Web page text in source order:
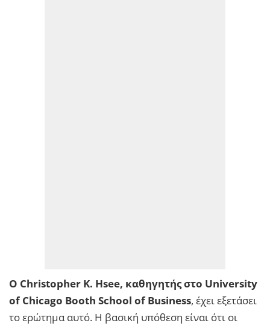
Ο Christopher K. Hsee, καθηγητής στο University
of Chicago Booth School of Business, έχει εξετάσει
το ερώτημα αυτό. Η βασική υπόθεση είναι ότι οι